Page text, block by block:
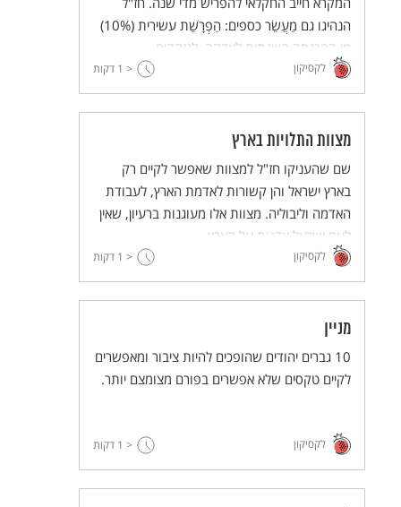
הנהיגו גם מַעֲשֵׂר כספים: הַפְרָשַׁת עשירית (10%)
מן ההכנסה השנתית לצדקה, לנזקקים.
לקסיקון < 1 דקות
מצוות התלויות בארץ
שם שהעניקו חז"ל למצוות שאפשר לקיים רק
בארץ ישראל והן קשורות לאדמת הארץ, לעבודת
האדמה וליבוליה. מצוות אלו מעוגנות ברעיון, שאין
לעם ישראל אדנות על הארץ.
לקסיקון < 1 דקות
מניין
10 גברים יהודים שהופכים להיות ציבור ומאפשרים
לקיים טקסים שלא אפשרים בפורם מצומצם יותר.
לקסיקון < 1 דקות